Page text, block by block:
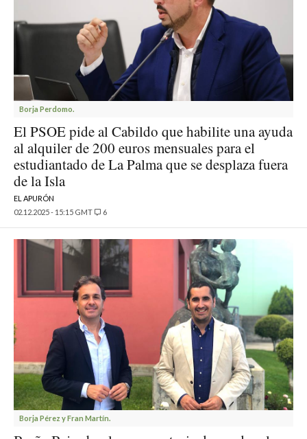
Borja Perdomo.
El PSOE pide al Cabildo que habilite una ayuda
al alquiler de 200 euros mensuales para el
estudiantado de La Palma que se desplaza fuera
de la Isla
EL APURÓN
02.12.2025 - 15:15 GMT
6
Borja Pérez y Fran Martín.